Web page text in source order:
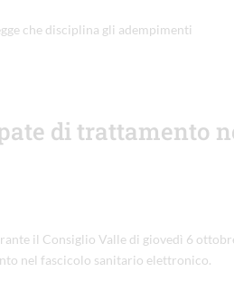
che disciplina gli adempimenti
di trattamento
il Consiglio Valle di giovedì 6
nel fascicolo sanitario elettronico.